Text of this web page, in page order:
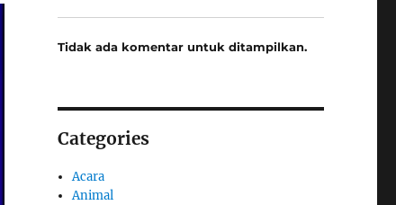
Tidak ada komentar untuk ditampilkan.
Categories
Acara
Animal